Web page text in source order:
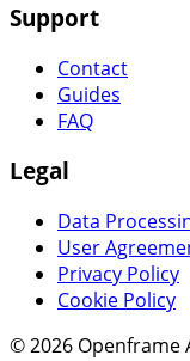
Support
Contact
Guides
FAQ
Legal
Data
User
Privacy Policy
Cookie Policy
© 2026 Openframe